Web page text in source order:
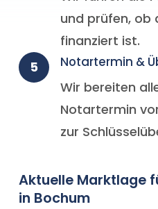
und prüfen, ob
finanziert ist.
5
Notartermin &
Wir bereiten
Notartermin
zur
Aktuelle Marktlage
in Bochum